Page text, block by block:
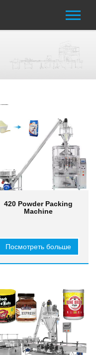
420 Powder Packing
Machine
Посмотреть больше